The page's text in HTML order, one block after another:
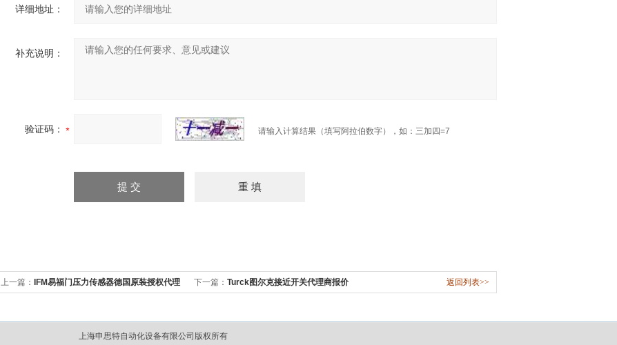
详细地址：
补充说明：
验证码： 请输入计算结果（填写阿拉伯数字），如：三加四=7
上一篇： IFM易福门压力传感器德国原装授权代理 下一篇： Turck图尔克接近开关代理商报价 返回列表>>
上海申思特自动化设备有限公司版权所有